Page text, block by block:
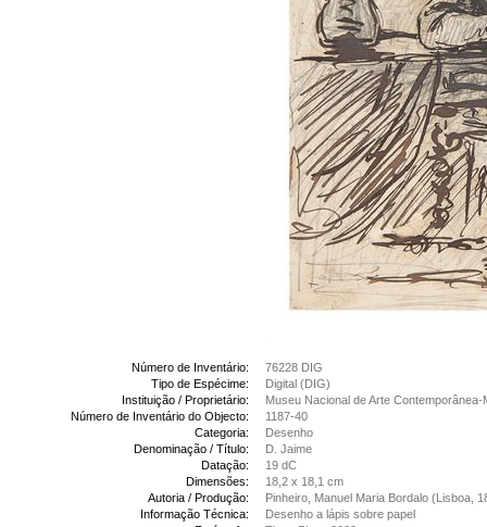
Número de Inventário:
76228 DIG
Tipo de Espécime:
Digital (DIG)
Instituição / Proprietário:
Museu Nacional de Arte Contemporânea-
Número de Inventário do Objecto:
1187-40
Categoria:
Desenho
Denominação / Título:
D. Jaime
Datação:
19 dC
Dimensões:
18,2 x 18,1 cm
Autoria / Produção:
Pinheiro, Manuel Maria Bordalo (Lisboa,
Informação Técnica:
Desenho a lápis sobre papel